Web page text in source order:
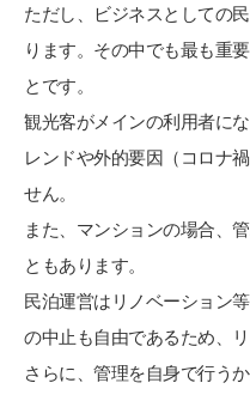
ただし、ビジネスとしての
ります。その中でも最も重
とです。
観光客がメインの利用者に
レンドや外的要因（コロナ
せん。
また、マンションの場合、
ともあります。
民泊運営はリノベーション
の中止も自由であるため、
さらに、管理を自身で行う